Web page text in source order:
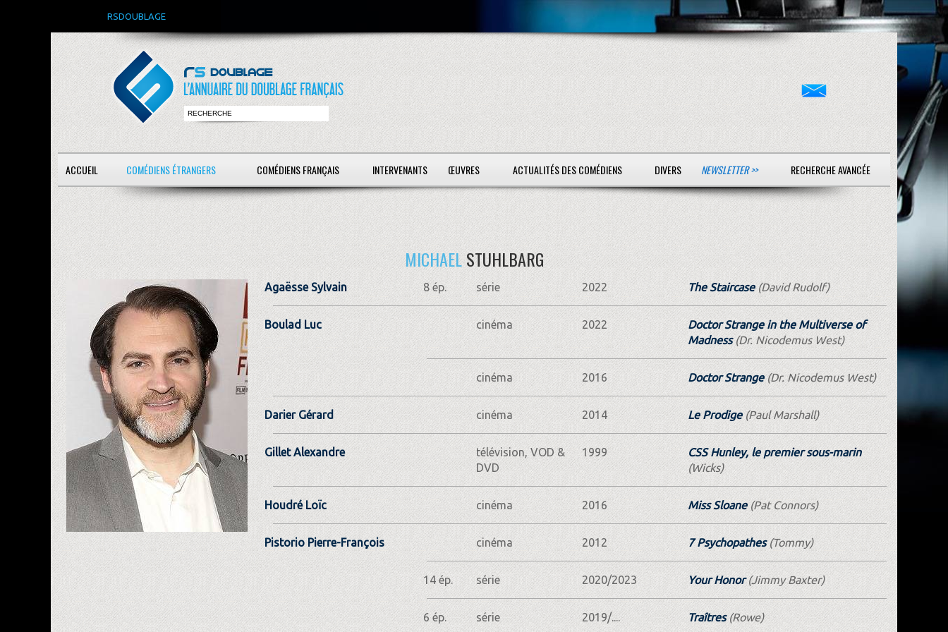
RSDOUBLAGE
ACCUEIL COMÉDIENS ÉTRANGERS COMÉDIENS FRANÇAIS INTERVENANTS ŒUVRES ACTUALITÉS DES COMÉDIENS DIVERS NEWSLETTER >> RECHERCHE AVANCÉE
MICHAELSTUHLBARG
Agaësse Sylvain 8 ép. série 2022 The Staircase(David Rudolf)
Boulad Luc cinéma 2022
Doctor Strange in the Multiverse of
Madness(Dr. Nicodemus West)
cinéma 2016 Doctor Strange(Dr. Nicodemus West)
Darier Gérard cinéma 2014 Le Prodige(Paul Marshall)
Gillet Alexandre
télévision, VOD &
DVD
1999
CSS Hunley, le premier sous-marin
(Wicks)
Houdré Loïc cinéma 2016 Miss Sloane(Pat Connors)
Pistorio Pierre-François cinéma 2012 7 Psychopathes(Tommy)
14 ép. série 2020/2023 Your Honor(Jimmy Baxter)
6 ép. série 2019/.... Traîtres(Rowe)